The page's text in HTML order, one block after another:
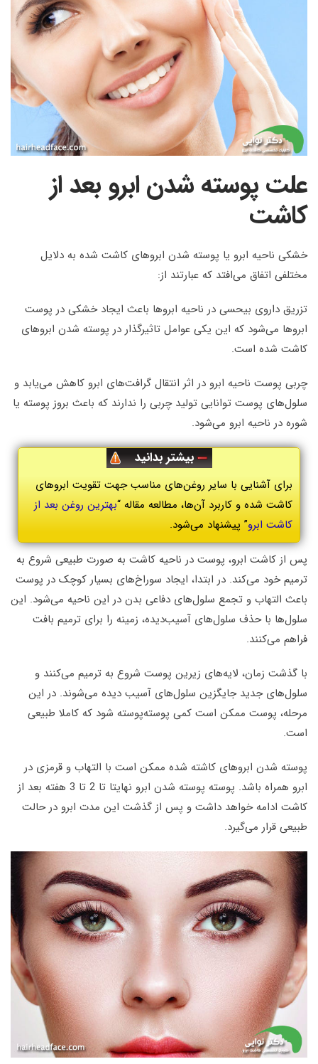
علت پوسته شدن ابرو بعد از
کاشت
خشکی ناحیه ابرو یا پوسته شدن ابروهای کاشت شده به دلایل
مختلفی اتفاق می‌افتد که عبارتند از:
تزریق داروی بیحسی در ناحیه ابروها باعث ایجاد خشکی در پوست
ابروها می‌شود که این یکی عوامل تاثیرگذار در پوسته شدن ابروهای
کاشت شده است.
چربی پوست ناحیه ابرو در اثر انتقال گرافت‌های ابرو کاهش می‌یابد و
سلول‌های پوست توانایی تولید چربی را ندارند که باعث بروز پوسته یا
شوره در ناحیه ابرو می‌شود.
بیشتر بدانید
برای آشنایی با سایر روغن‌های مناسب جهت تقویت ابروهای
کاشت شده و کاربرد آن‌ها، مطالعه مقاله “بهترین روغن بعد از
کاشت ابرو” پیشنهاد می‌شود.
پس از کاشت ابرو، پوست در ناحیه کاشت به صورت طبیعی شروع به
ترمیم خود می‌کند. در ابتدا، ایجاد سوراخ‌های بسیار کوچک در پوست
باعث التهاب و تجمع سلول‌های دفاعی بدن در این ناحیه می‌شود. این
سلول‌ها با حذف سلول‌های آسیب‌دیده، زمینه را برای ترمیم بافت
فراهم می‌کنند.
با گذشت زمان، لایه‌های زیرین پوست شروع به ترمیم می‌کنند و
سلول‌های جدید جایگزین سلول‌های آسیب دیده می‌شوند. در این
مرحله، پوست ممکن است کمی پوسته‌پوسته شود که کاملا طبیعی
است.
پوسته شدن ابروهای کاشته شده ممکن است با التهاب و قرمزی در
ابرو همراه باشد. پوسته پوسته شدن ابرو نهایتا تا 2 تا 3 هفته بعد از
کاشت ادامه خواهد داشت و پس از گذشت این مدت ابرو در حالت
طبیعی قرار می‌گیرد.